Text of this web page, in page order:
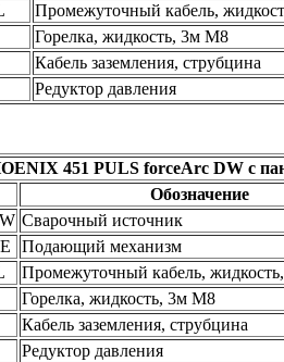
Промежуточный кабель,
Горелка, жидкость, 3м М8
Кабель заземления, струбцина
Редуктор давления
451 PULS forceArc DW с
Обозначение
Сварочный источник
Подающий механизм
Промежуточный кабель, жидкость,
Горелка, жидкость, 3м М8
Кабель заземления, струбцина
Редуктор давления